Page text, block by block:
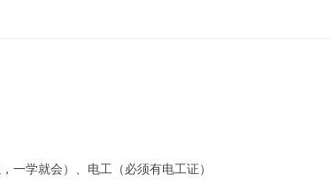
一学就会）、电工（必须有电工证）